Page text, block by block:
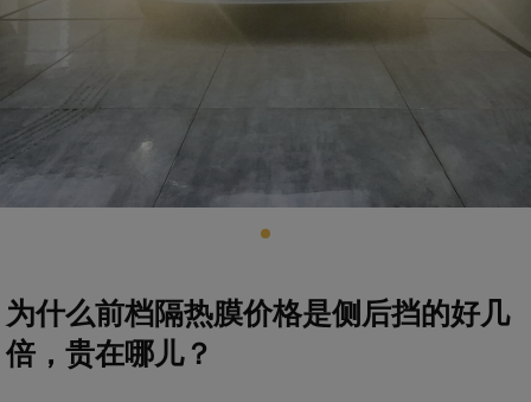
为什么前档隔热膜价格是侧后挡的好几
倍，贵在哪儿？